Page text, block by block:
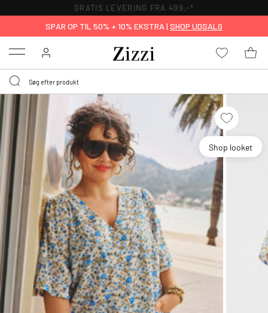
GRATIS LEVERING FRA 499,-*
SPAR OP TIL 50% + 10% EKSTRA | SHOP UDSALG
Menu
Shop looket